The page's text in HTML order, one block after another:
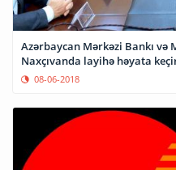
Azərbaycan Mərkəzi Bankı
Naxçıvanda layihə həyata
08-06-2018